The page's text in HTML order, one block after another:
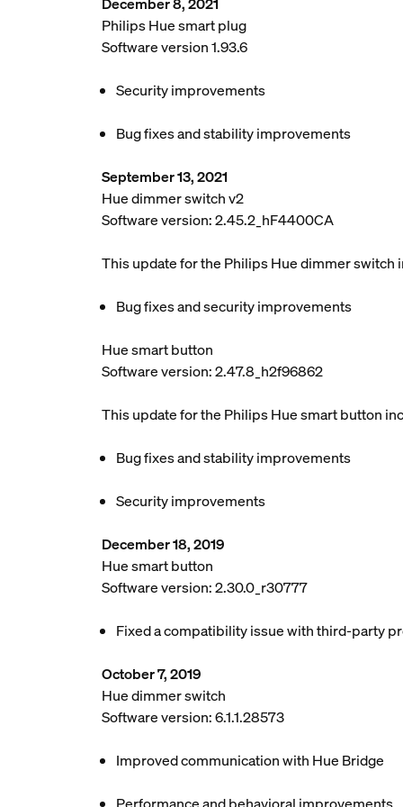
Philips Hue smart plug
Software version 1.93.6
Security improvements
Bug fixes and stability improvements
September 13, 2021
Hue dimmer switch v2
Software version: 2.45.2_hF4400CA
This update for the Philips Hue dimmer switch
Bug fixes and security improvements
Hue smart button
Software version: 2.47.8_h2f96862
This update for the Philips Hue smart button
Bug fixes and stability improvements
Security improvements
December 18, 2019
Hue smart button
Software version: 2.30.0_r30777
Fixed a compatibility issue with third-party
October 7, 2019
Hue dimmer switch
Software version: 6.1.1.28573
Improved communication with Hue Bridge